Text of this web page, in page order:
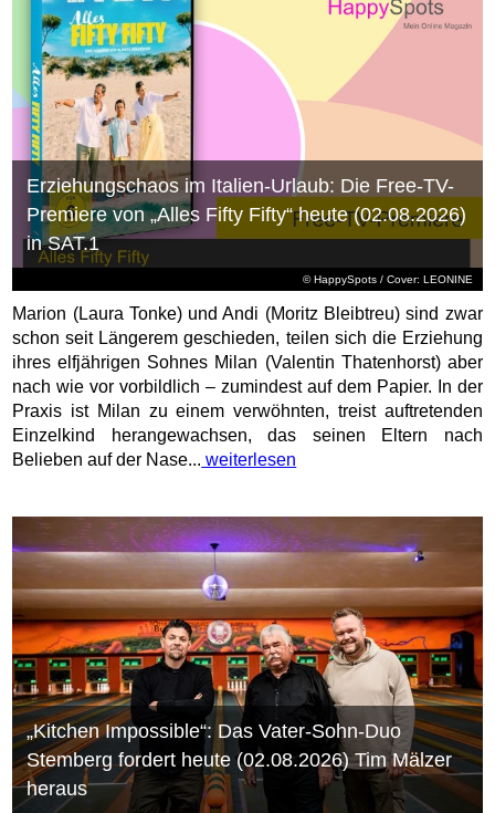
© HappySpots / Cover: LEONINE
Erziehungschaos im Italien-Urlaub: Die Free-TV-
Premiere von „Alles Fifty Fifty“ heute (02.08.2026)
in SAT.1
Marion (Laura Tonke) und Andi (Moritz Bleibtreu) sind zwar
schon seit Längerem geschieden, teilen sich die Erziehung
ihres elfjährigen Sohnes Milan (Valentin Thatenhorst) aber
nach wie vor vorbildlich – zumindest auf dem Papier. In der
Praxis ist Milan zu einem verwöhnten, treist auftretenden
Einzelkind herangewachsen, das seinen Eltern nach
Belieben auf der Nase... weiterlesen
„Kitchen Impossible“: Das Vater-Sohn-Duo
Stemberg fordert heute (02.08.2026) Tim Mälzer
heraus